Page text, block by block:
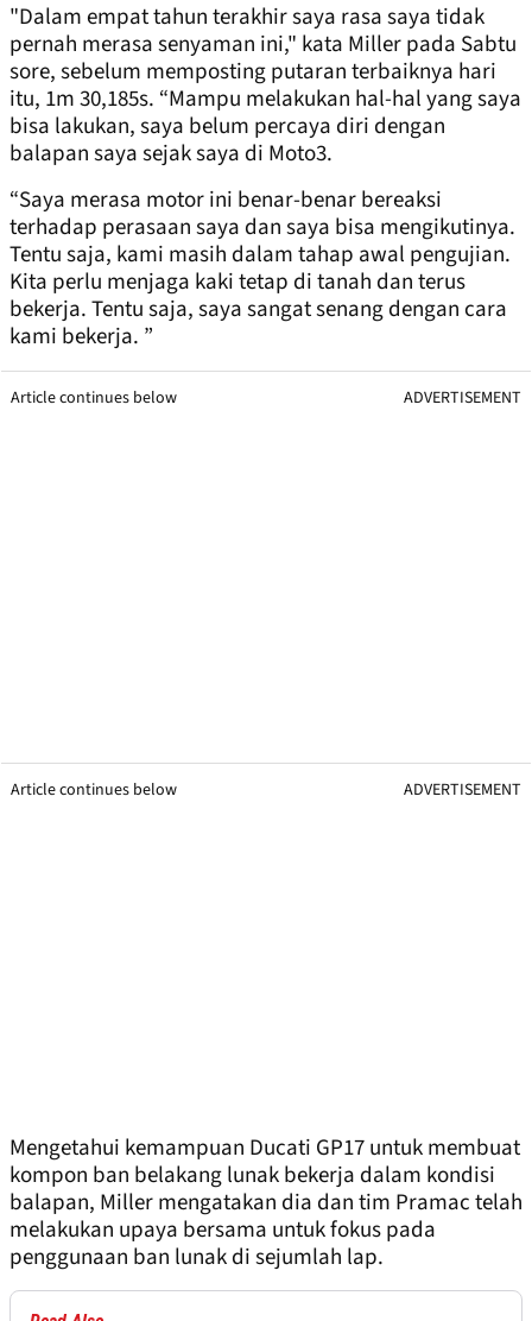
"Dalam empat tahun terakhir saya rasa saya tidak
pernah merasa senyaman ini," kata Miller pada Sabtu
sore, sebelum memposting putaran terbaiknya hari
itu, 1m 30,185s. “Mampu melakukan hal-hal yang saya
bisa lakukan, saya belum percaya diri dengan
balapan saya sejak saya di Moto3.
“Saya merasa motor ini benar-benar bereaksi
terhadap perasaan saya dan saya bisa mengikutinya.
Tentu saja, kami masih dalam tahap awal pengujian.
Kita perlu menjaga kaki tetap di tanah dan terus
bekerja. Tentu saja, saya sangat senang dengan cara
kami bekerja. ”
Article continues below ADVERTISEMENT
Article continues below ADVERTISEMENT
Mengetahui kemampuan Ducati GP17 untuk membuat
kompon ban belakang lunak bekerja dalam kondisi
balapan, Miller mengatakan dia dan tim Pramac telah
melakukan upaya bersama untuk fokus pada
penggunaan ban lunak di sejumlah lap.